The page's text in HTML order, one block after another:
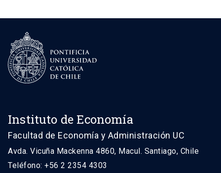
Instituto de Economía
Facultad de Economía y Administración UC
Avda. Vicuña Mackenna 4860, Macul. Santiago, Chile
Teléfono: +56 2 2354 4303